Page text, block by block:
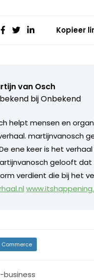
Kopieer
van Osch
bijOnbekend
helpt mensen en
martijnvanosch
ene keer is het
gelooft
verdient die bij het
Commerce
business